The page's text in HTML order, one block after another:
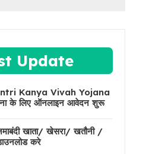
Update
Kanya Vivah Yojana
के लिए ऑनलाइन आवेदन शुरू
खाता/ खेसरा/ खतौनी /
करे